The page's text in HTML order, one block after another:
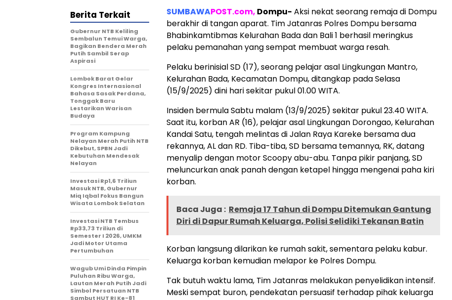
SUMBAWAPOST.com, Dompu- Aksi nekat seorang remaja di Dompu
berakhir di tangan aparat. Tim Jatanras Polres Dompu bersama
Bhabinkamtibmas Kelurahan Bada dan Bali 1 berhasil meringkus
pelaku pemanahan yang sempat membuat warga resah.
Pelaku berinisial SD (17), seorang pelajar asal Lingkungan Mantro,
Kelurahan Bada, Kecamatan Dompu, ditangkap pada Selasa
(15/9/2025) dini hari sekitar pukul 01.00 WITA.
Insiden bermula Sabtu malam (13/9/2025) sekitar pukul 23.40 WITA.
Saat itu, korban AR (16), pelajar asal Lingkungan Dorongao, Kelurahan
Kandai Satu, tengah melintas di Jalan Raya Kareke bersama dua
rekannya, AL dan RD. Tiba-tiba, SD bersama temannya, RK, datang
menyalip dengan motor Scoopy abu-abu. Tanpa pikir panjang, SD
meluncurkan anak panah dengan ketapel hingga mengenai paha kiri
korban.
Baca Juga : Remaja 17 Tahun di Dompu Ditemukan Gantung
Diri di Dapur Rumah Keluarga, Polisi Selidiki Tekanan Batin
Korban langsung dilarikan ke rumah sakit, sementara pelaku kabur.
Keluarga korban kemudian melapor ke Polres Dompu.
Tak butuh waktu lama, Tim Jatanras melakukan penyelidikan intensif.
Meski sempat buron, pendekatan persuasif terhadap pihak keluarga
Berita Terkait
Gubernur NTB Keliling
Sembalun Temui Warga,
Bagikan Bendera Merah
Putih Sambil Serap
Aspirasi
Lombok Barat Gelar
Kongres Internasional
Bahasa Sasak Perdana,
Tonggak Baru
Lestarikan Warisan
Budaya
Program Kampung
Nelayan Merah Putih NTB
Dikebut, SPBN Jadi
Kebutuhan Mendesak
Nelayan
Investasi Rp1,6 Triliun
Masuk NTB, Gubernur
Miq Iqbal Fokus Bangun
Wisata Lombok Selatan
Investasi NTB Tembus
Rp33,73 Triliun di
Semester I 2026, UMKM
Jadi Motor Utama
Pertumbuhan
Wagub Umi Dinda Pimpin
Puluhan Ribu Warga,
Lautan Merah Putih Jadi
Simbol Persatuan NTB
Sambut HUT RI Ke-81